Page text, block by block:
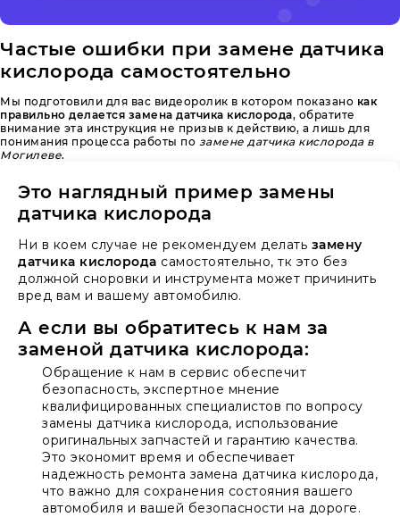
Частые ошибки при замене датчика
кислорода самостоятельно
Мы подготовили для вас видеоролик в котором показано как
правильно делается замена датчика кислорода, обратите
внимание эта инструкция не призыв к действию, а лишь для
понимания процесса работы по замене датчика кислорода в
Могилеве.
Это наглядный пример замены
датчика кислорода
Ни в коем случае не рекомендуем делать замену
датчика кислорода самостоятельно, тк это без
должной сноровки и инструмента может причинить
вред вам и вашему автомобилю.
А если вы обратитесь к нам за
заменой датчика кислорода:
Обращение к нам в сервис обеспечит
безопасность, экспертное мнение
квалифицированных специалистов по вопросу
замены датчика кислорода, использование
оригинальных запчастей и гарантию качества.
Это экономит время и обеспечивает
надежность ремонта замена датчика кислорода,
что важно для сохранения состояния вашего
автомобиля и вашей безопасности на дороге.